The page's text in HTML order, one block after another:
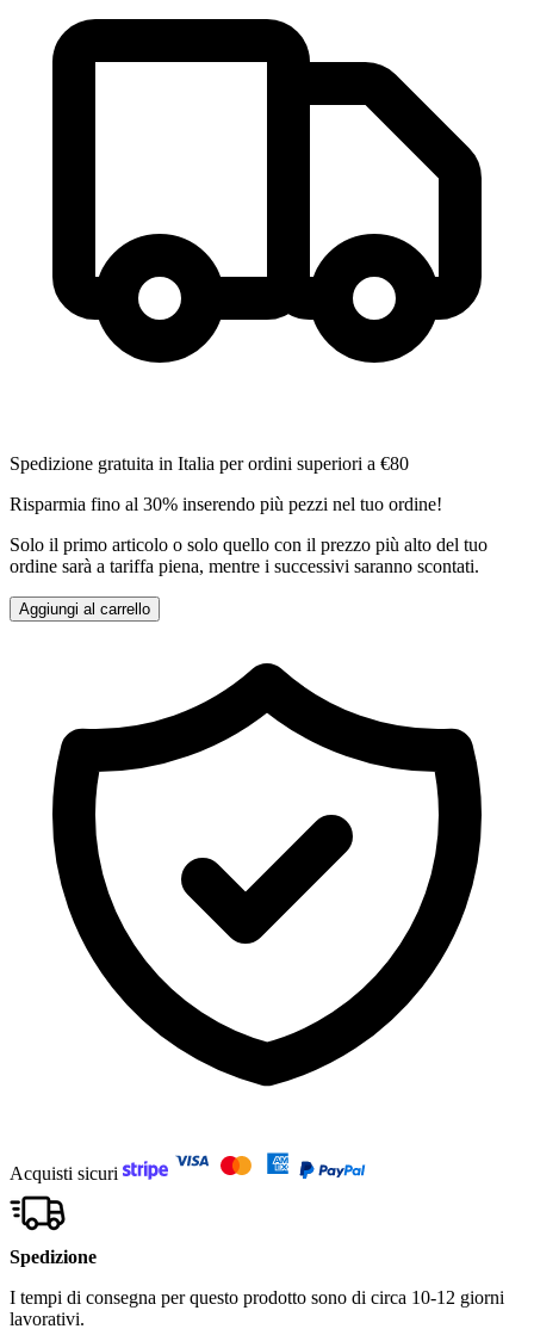
Spedizione gratuita in Italia per ordini superiori a €80
Risparmia fino al 30% inserendo più pezzi nel tuo ordine!
Solo il primo articolo o solo quello con il prezzo più alto del tuo
ordine sarà a tariffa piena, mentre i successivi saranno scontati.
Aggiungi al carrello
Acquisti sicuri
Spedizione
I tempi di consegna per questo prodotto sono di circa 10-12 giorni
lavorativi.